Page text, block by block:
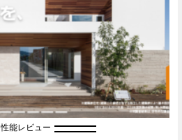
性能レビュー